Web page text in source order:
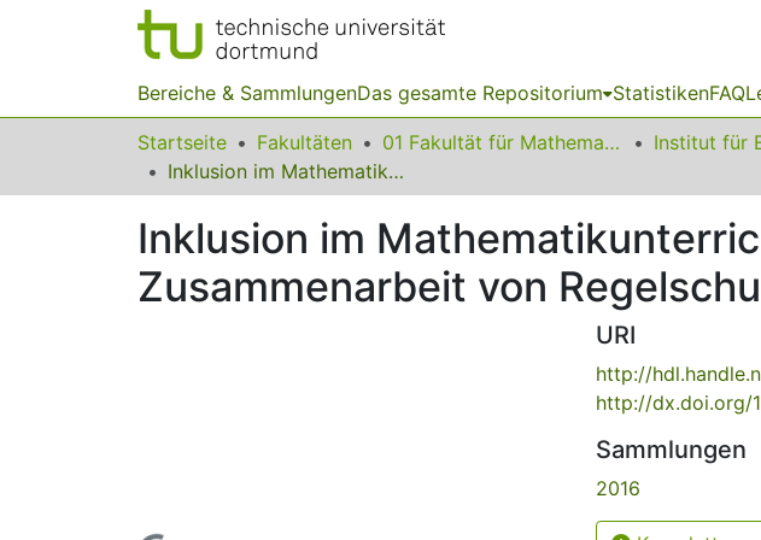
Bereiche & SammlungenDas gesamte Repositorium StatistikenFAQ
Startseite Fakultäten 01 Fakultät für Mathematik
Inklusion im Mathematikunterricht – Empirische Studie zur Zusammenarbeit von Regelschul- und Förderschullehrkräften
Inklusion im
Zusammenarbeit von
URI
http://
http://dx.doi.org/
Sammlungen
2016